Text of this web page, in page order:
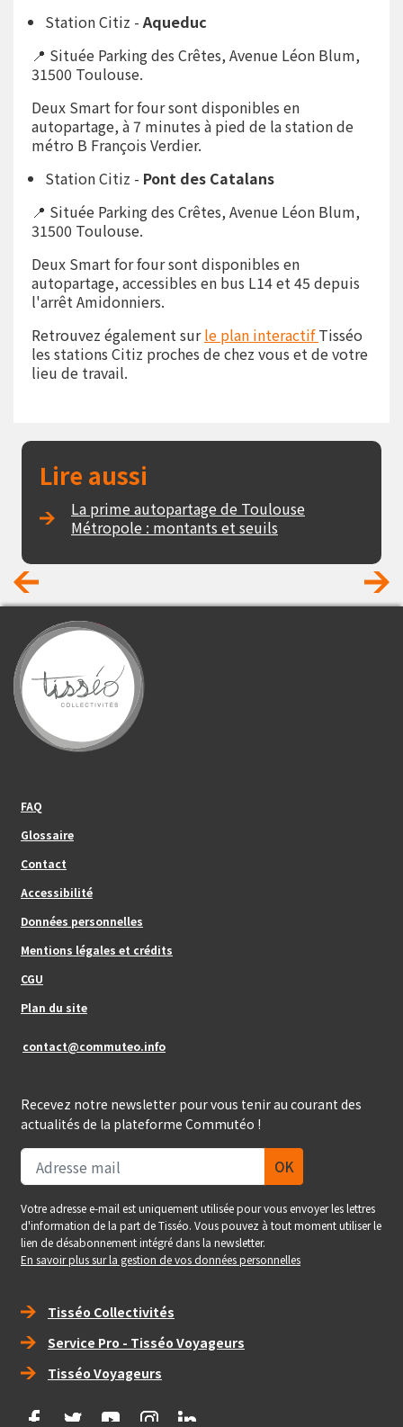
Station Citiz -Aqueduc
📍 Située Parking des Crêtes, Avenue Léon Blum,
31500 Toulouse.
Deux Smart for four sont disponibles en
autopartage, à 7 minutes à pied de la station de
métro B François Verdier.
Station Citiz - Pont des Catalans
📍 Située Parking des Crêtes, Avenue Léon Blum,
31500 Toulouse.
Deux Smart for four sont disponibles en
autopartage, accessibles en bus L14 et 45 depuis
l'arrêt Amidonniers.
Retrouvez également surle plan interactifTisséo
les stations Citiz proches de chez vous et de votre
lieu de travail.
Lire aussi
La prime autopartage de Toulouse
Métropole : montants et seuils
FAQ
Glossaire
Contact
Footer_center
Accessibilité
Données personnelles
Mentions légales et crédits
CGU
Plan du site
contact@commuteo.info
Recevez notre newsletter pour vous tenir au courant des
actualités de la plateforme Commutéo !
Votre adresse e-mail est uniquement utilisée pour vous envoyer les lettres
d'information de la part de Tisséo. Vous pouvez à tout moment utiliser le
lien de désabonnement intégré dans la newsletter.
En savoir plus sur la gestion de vos données personnelles
Right_footer
Tisséo Collectivités
Service Pro - Tisséo Voyageurs
Tisséo Voyageurs
social